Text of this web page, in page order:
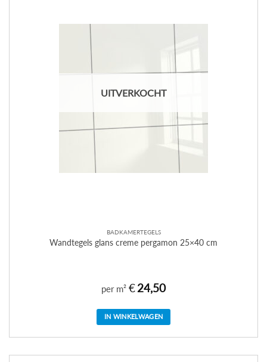
UITVERKOCHT
BADKAMERTEGELS
Wandtegels glans creme pergamon 25×40 cm
per m² €24,50
IN WINKELWAGEN